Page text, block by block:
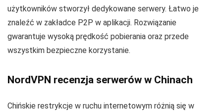
użytkowników stworzył dedykowane serwery. Łatwo je
znaleźć w zakładce P2P w aplikacji. Rozwiązanie
gwarantuje wysoką prędkość pobierania oraz przede
wszystkim bezpieczne korzystanie.
NordVPN recenzja serwerów w Chinach
Chińskie restrykcje w ruchu internetowym różnią się w